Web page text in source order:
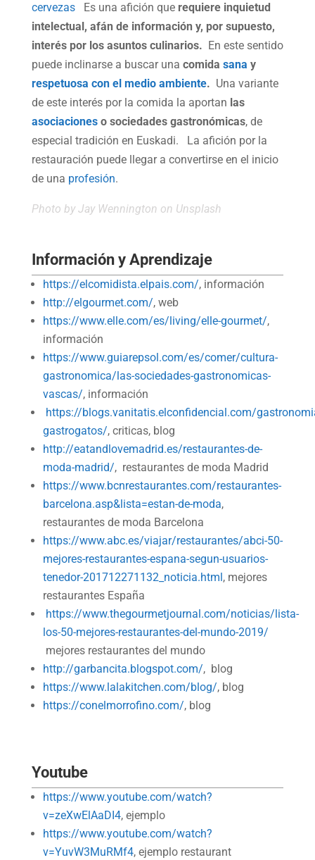
cervezasEs una afición que requiere inquietud
intelectual, afán de información y, por supuesto,
interés por los asuntos culinarios. En este sentido
puede inclinarse a buscar una comida sana y
respetuosa con el medio ambiente. Una variante
de este interés por la comida la aportan las
asociacioneso sociedades gastronómicas, de
especial tradición en Euskadi. La afición por la
restauración puede llegar a convertirse en el inicio
de una profesión.
Photo byJay Wennington on Unsplash
Información y Aprendizaje
https://elcomidista.elpais.com/, información
http://elgourmet.com/, web
https://www.elle.com/es/living/elle-gourmet/,
información
https://www.guiarepsol.com/es/comer/cultura-
gastronomica/las-sociedades-gastronomicas-
vascas/, información
https://blogs.vanitatis.elconfidencial.com/
gastrogatos/, criticas, blog
http://eatandlovemadrid.es/restaurantes-de-
moda-madrid/, restaurantes de moda Madrid
https://www.bcnrestaurantes.com/restaurantes-
barcelona.asp&lista=estan-de-moda,
restaurantes de moda Barcelona
https://www.abc.es/viajar/restaurantes/abci-50-
mejores-restaurantes-espana-segun-usuarios-
tenedor-201712271132_noticia.html, mejores
restaurantes España
https://www.thegourmetjournal.com/noticias/lista-
los-50-mejores-restaurantes-del-mundo-2019/
mejores restaurantes del mundo
http://garbancita.blogspot.com/, blog
https://www.lalakitchen.com/blog/, blog
https://conelmorrofino.com/, blog
Youtube
https://www.youtube.com/watch?
v=zeXwElAaDI4, ejemplo
https://www.youtube.com/watch?
v=YuvW3MuRMf4, ejemplo restaurant